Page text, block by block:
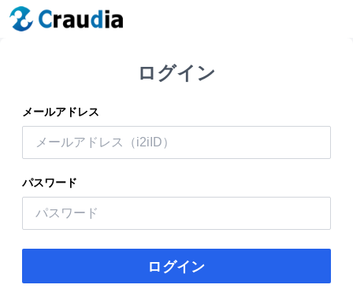
ログイン
メールアドレス
パスワード
ログイン